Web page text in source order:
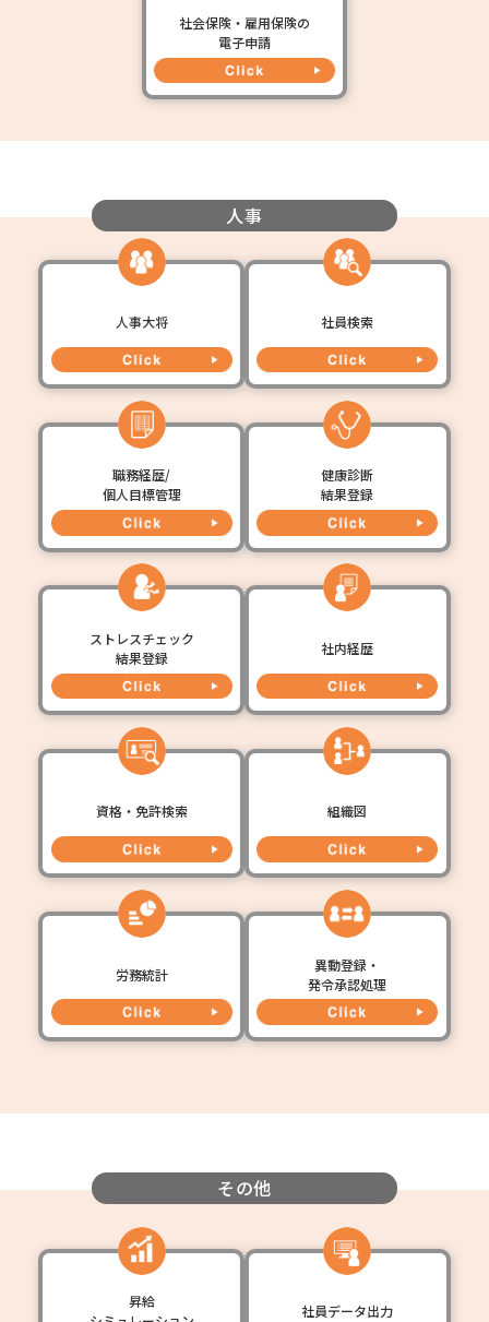
社会保険・雇用保険の
電子申請
人事
人事大将 社員検索
職務経歴/
個人目標管理
健康診断
結果登録
ストレスチェック
結果登録
社内経歴
資格・免許検索 組織図
労務統計
異動登録・
発令承認処理
その他
昇給
社員データ出力